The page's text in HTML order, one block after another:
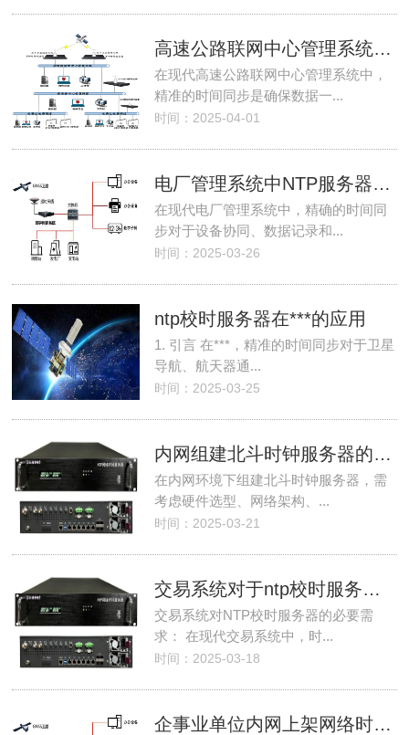
高速公路联网中心管理系统上架网络时间服务器的必要性
在现代高速公路联网中心管理系统中，
精准的时间同步是确保数据一...
时间：2025-04-01
电厂管理系统中NTP服务器同步运行的应用
在现代电厂管理系统中，精确的时间同
步对于设备协同、数据记录和...
时间：2025-03-26
ntp校时服务器在***的应用
1. 引言 在***，精准的时间同步对于卫星
导航、航天器通...
时间：2025-03-25
内网组建北斗时钟服务器的注意事项
在内网环境下组建北斗时钟服务器，需
考虑硬件选型、网络架构、...
时间：2025-03-21
交易系统对于ntp校时服务器的必要需求
交易系统对NTP校时服务器的必要需
求： 在现代交易系统中，时...
时间：2025-03-18
企事业单位内网上架网络时间服务器的注意事项